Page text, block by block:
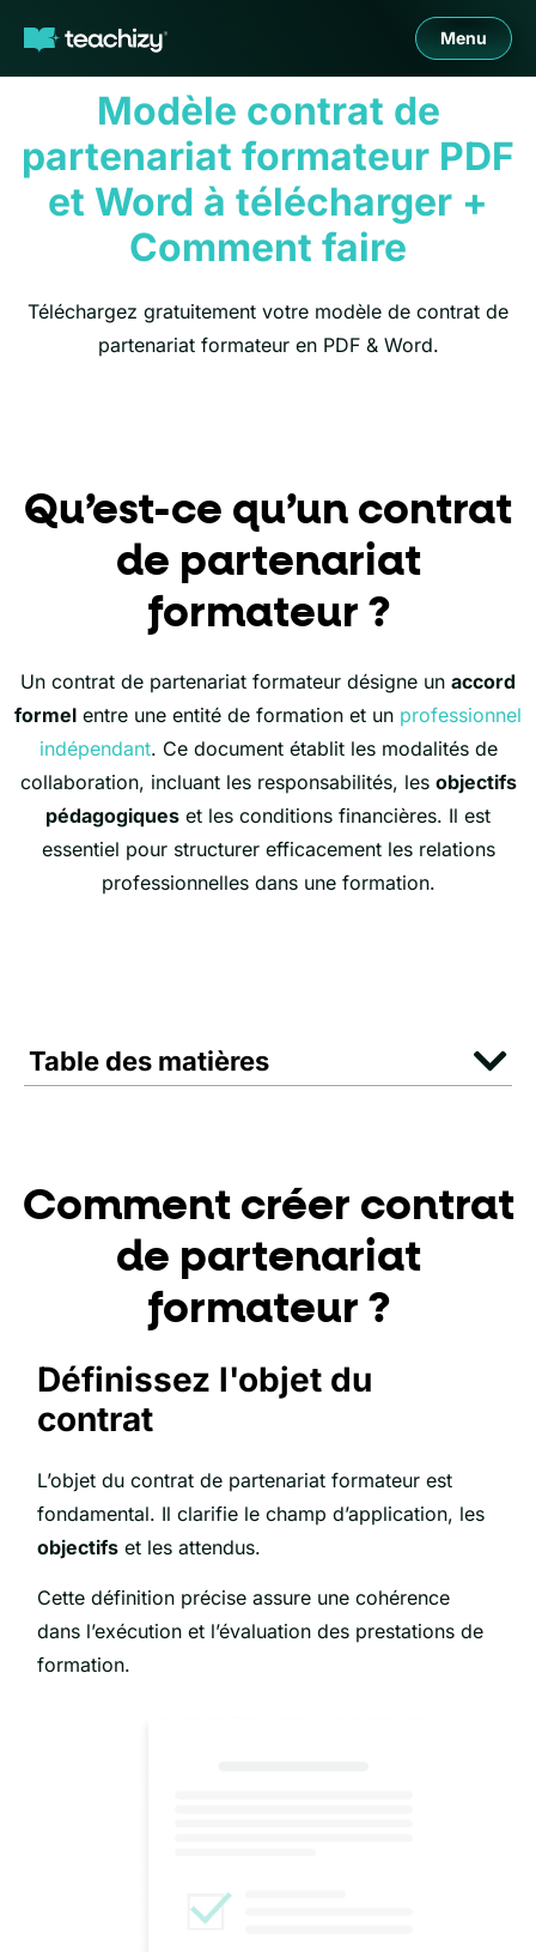
Menu
Modèle contrat de
partenariat formateur PDF
et Word à télécharger +
Comment faire
Téléchargez gratuitement votre modèle de contrat de
partenariat formateur en PDF & Word.
Qu’est-ce qu’un contrat
de partenariat
formateur ?
Un contrat de partenariat formateur désigne un accord
formel entre une entité de formation et un professionnel
indépendant. Ce document établit les modalités de
collaboration, incluant les responsabilités, les objectifs
pédagogiques et les conditions financières. Il est
essentiel pour structurer efficacement les relations
professionnelles dans une formation.
Table des matières
Comment créer contrat
de partenariat
formateur ?
Définissez l'objet du
contrat
L’objet du contrat de partenariat formateur est
fondamental. Il clarifie le champ d’application, les
objectifs et les attendus.
Cette définition précise assure une cohérence
dans l’exécution et l’évaluation des prestations de
formation.